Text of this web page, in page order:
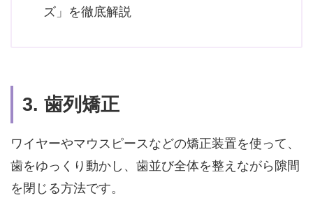
ズ」を徹底解説
3. 歯列矯正
ワイヤーやマウスピースなどの矯正装置を使って、
歯をゆっくり動かし、歯並び全体を整えながら隙間
を閉じる方法です。